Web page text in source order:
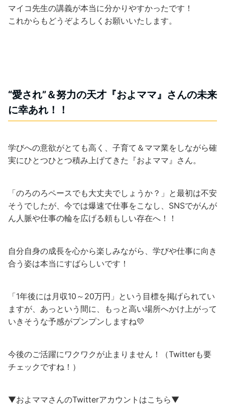
マイコ先生の講義が本当に分かりやすかったです！
これからもどうぞよろしくお願いいたします。
“愛され”＆努力の天才『およママ』さんの未来
に幸あれ！！
学びへの意欲がとても高く、子育て＆ママ業をしながら確
実にひとつひとつ積み上げてきた『およママ』さん。
「のろのろペースでも大丈夫でしょうか？」と最初は不安
そうでしたが、今では爆速で仕事をこなし、SNSでがんが
ん人脈や仕事の輪を広げる頼もしい存在へ！！
自分自身の成長を心から楽しみながら、学びや仕事に向き
合う姿は本当にすばらしいです！
「1年後には月収10～20万円」という目標を掲げられてい
ますが、あっという間に、もっと高い場所へかけ上がって
いきそうな予感がプンプンしますね💛
今後のご活躍にワクワクが止まりません！（Twitterも要
チェックですね！）
▼およママさんのTwitterアカウントはこちら▼